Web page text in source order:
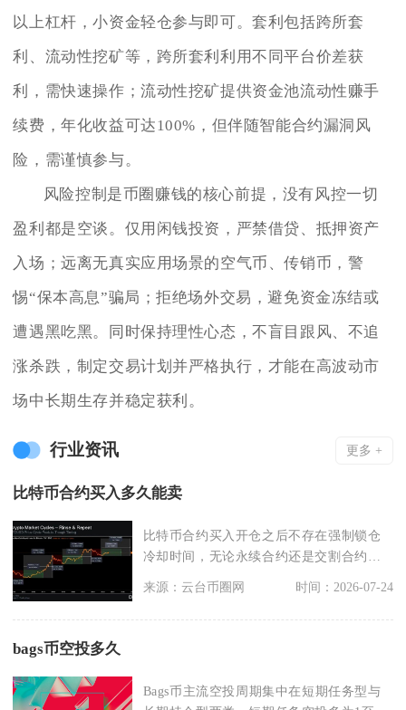
以上杠杆，小资金轻仓参与即可。套利包括跨所套
利、流动性挖矿等，跨所套利利用不同平台价差获
利，需快速操作；流动性挖矿提供资金池流动性赚手
续费，年化收益可达100%，但伴随智能合约漏洞风
险，需谨慎参与。
风险控制是币圈赚钱的核心前提，没有风控一切
盈利都是空谈。仅用闲钱投资，严禁借贷、抵押资产
入场；远离无真实应用场景的空气币、传销币，警
惕“保本高息”骗局；拒绝场外交易，避免资金冻结或
遭遇黑吃黑。同时保持理性心态，不盲目跟风、不追
涨杀跌，制定交易计划并严格执行，才能在高波动市
场中长期生存并稳定获利。
行业资讯 更多 +
比特币合约买入多久能卖
比特币合约买入开仓之后不存在强制锁仓
冷却时间，无论永续合约还是交割合约，
成交完成即可立刻平
来源：云台币圈网 时间：2026-07-24
bags币空投多久
Bags币主流空投周期集中在短期任务型与